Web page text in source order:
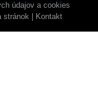
údajov a cookies
stránok Kontakt